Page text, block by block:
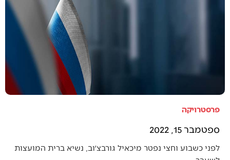
פרסטרויקה
ספטמבר 15, 2022
לפני כשבוע וחצי נפטר מיכאיל גורבצ׳וב, נשיא ברית המועצות